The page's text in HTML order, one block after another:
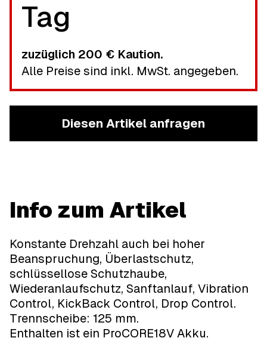
Tag
zuzüglich 200 € Kaution.
Alle Preise sind inkl. MwSt. angegeben.
Diesen Artikel anfragen
Info zum Artikel
Konstante Drehzahl auch bei hoher
Beanspruchung, Überlastschutz,
schlüssellose Schutzhaube,
Wiederanlaufschutz, Sanftanlauf, Vibration
Control, KickBack Control, Drop Control.
Trennscheibe: 125 mm.
Enthalten ist ein ProCORE18V Akku.